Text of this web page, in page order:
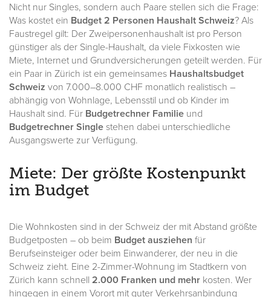
Nicht nur Singles, sondern auch Paare stellen sich die Frage:
Was kostet ein Budget 2 Personen Haushalt Schweiz? Als
Faustregel gilt: Der Zweipersonenhaushalt ist pro Person
günstiger als der Single-Haushalt, da viele Fixkosten wie
Miete, Internet und Grundversicherungen geteilt werden. Für
ein Paar in Zürich ist ein gemeinsames Haushaltsbudget
Schweiz von 7.000–8.000 CHF monatlich realistisch –
abhängig von Wohnlage, Lebensstil und ob Kinder im
Haushalt sind. Für Budgetrechner Familie und
Budgetrechner Single stehen dabei unterschiedliche
Ausgangswerte zur Verfügung.
Miete: Der größte Kostenpunkt
im Budget
Die Wohnkosten sind in der Schweiz der mit Abstand größte
Budgetposten – ob beim Budget ausziehen für
Berufseinsteiger oder beim Einwanderer, der neu in die
Schweiz zieht. Eine 2-Zimmer-Wohnung im Stadtkern von
Zürich kann schnell 2.000 Franken und mehr kosten. Wer
hingegen in einem Vorort mit guter Verkehrsanbindung